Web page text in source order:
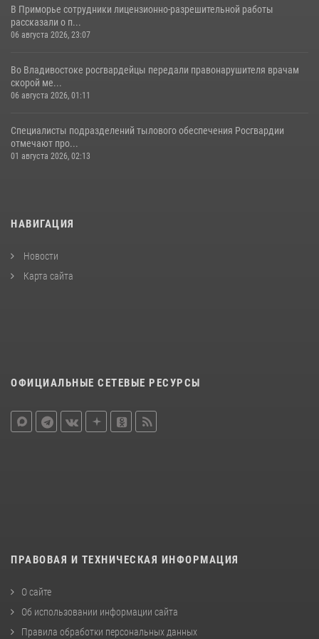
В Приморье сотрудники лицензионно-разрешительной работы
рассказали о п...
06 августа 2026, 23:07
Во Владивостоке росгвардейцы передали правонарушителя врачам
скорой ме...
06 августа 2026, 01:11
Специалисты подразделений тылового обеспечения Росгвардии
отмечают про...
01 августа 2026, 02:13
НАВИГАЦИЯ
Новости
Карта сайта
ОФИЦИАЛЬНЫЕ СЕТЕВЫЕ РЕСУРСЫ
ПРАВОВАЯ И ТЕХНИЧЕСКАЯ ИНФОРМАЦИЯ
О сайте
Об использовании информации сайта
Правила обработки персональных данных